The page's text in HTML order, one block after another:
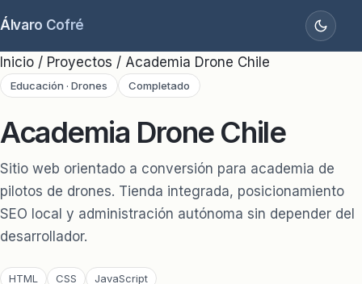
Álvaro Cofré
Inicio / Proyectos / Academia Drone Chile
Educación · Drones Completado
Academia Drone Chile
Sitio web orientado a conversión para academia de
pilotos de drones. Tienda integrada, posicionamiento
SEO local y administración autónoma sin depender del
desarrollador.
HTML CSS JavaScript